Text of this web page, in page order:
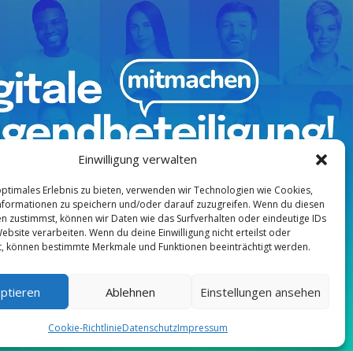
Einwilligung verwalten
Erlebnis zu bieten, verwenden wir Technologien wie Cookies,
zu speichern und/oder darauf zuzugreifen. Wenn du diesen
zustimmst, können wir Daten wie das Surfverhalten oder eindeutige IDs
verarbeiten. Wenn du deine Einwilligung nicht erteilst oder
können bestimmte Merkmale und Funktionen beeinträchtigt werden.
Ablehnen Einstellungen ansehen
Cookie-RichtlinieDatenschutzImpressum